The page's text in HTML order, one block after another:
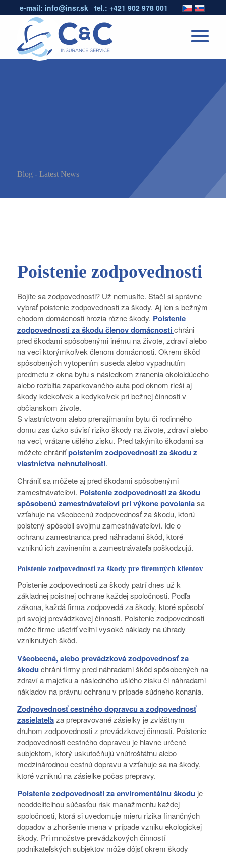
e-mail: info@insr.sktel.: +421 902 978 001
Blog - Latest News
Poistenie zodpovednosti
Bojíte sa zodpovednosti? Už nemusíte. Stačí si správne
vybrať poistenie zodpovednosti za škody. Aj len s bežným
chodom domácnosti hrozia rôzne škody. Poistenie
zodpovednosti za škodu členov domácnostichráni
pred škodami spôsobenými inému na živote, zdraví alebo
na veci ktorýmkoľvek členom domácnosti. Okrem škôd
spôsobených vytopením suseda alebo vypadnutím
predmetu z okna bytu s následkom zranenia okoloidúceho
alebo rozbitia zaparkovaného auta pod oknom rieši aj
škody kdekoľvek a kedykoľvek pri bežnej činnosti v
občianskom živote.
S vlastníctvom alebo prenajímaním bytu či rodinného
domu zas úzko súvisí riziko škody na živote, zdraví alebo
na veci, vrátane ušlého zisku. Pred takýmito škodami sa
môžete chrániťpoistením zodpovednosti za škodu z
vlastníctva nehnuteľnosti.
Chrániť sa môžete aj pred škodami spôsobenými
zamestnávateľovi. Poistenie zodpovednosti za škodu
spôsobenú zamestnávateľovi pri výkone povolaniasa
vzťahuje na všeobecnú zodpovednosť za škodu, ktorú
poistený spôsobil svojmu zamestnávateľovi. Ide o
ochranu zamestnanca pred náhradami škôd, ktoré
vzniknú ich zavinením a zamestnávateľa poškodzujú.
Poistenie zodpovednosti za škody pre firemných klientov
Poistenie zodpovednosti za škody patrí dnes už k
základnej poistnej ochrane každej spoločnosti. Podľa
zákona, každá firma zodpovedá za škody, ktoré spôsobí
pri svojej prevádzkovej činnosti. Poistenie zodpovednosti
môže firme ušetriť veľmi vysoké náklady na úhrady
vzniknutých škôd.
Všeobecná, alebo prevádzková zodpovednosť za
škodu chráni firmy pred náhradami škôd spôsobených na
zdraví a majetku a následného ušlého zisku či náhradami
nákladov na právnu ochranu v prípade súdneho konania.
Zodpovednosť cestného dopravcu a zodpovednosť
zasielateľaza prepravované zásielky je zvláštnym
druhom zodpovednosti z prevádzkovej činnosti. Poistenie
zodpovednosti cestného dopravcu je hlavne určené
subjektom, ktorý uskutočňujú vnútroštátnu alebo
medzinárodnou cestnú dopravu a vzťahuje sa na škody,
ktoré vzniknú na zásielke počas prepravy.
Poistenie zodpovednosti za enviromentálnu škodu je
neoddeliteľnou súčasťou risk manažmentu každej
spoločnosti, ktorá si uvedomuje mieru rizika finančných
dopadov a zhoršenie mena v prípade vzniku ekologickej
škody. Pri množstve prevádzkových činností
podnikateľských subjektov môže dôjsť okrem škody